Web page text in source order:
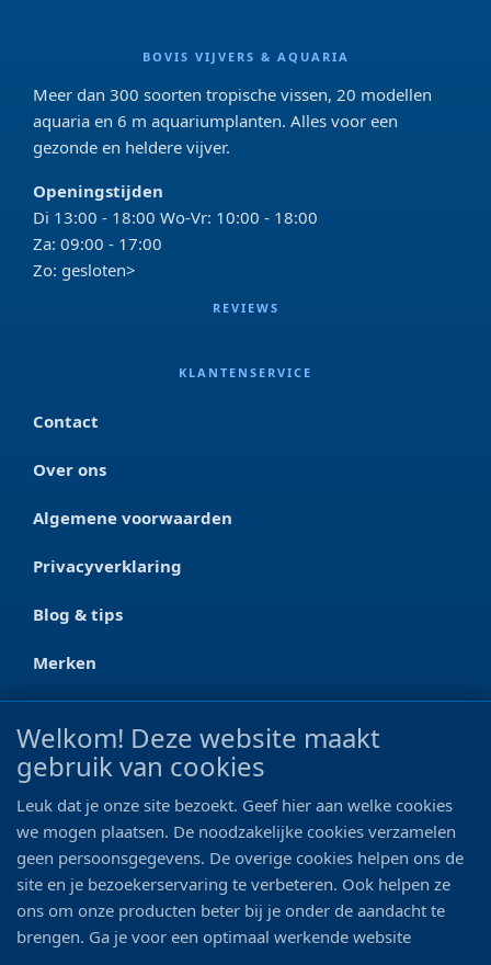
BOVIS VIJVERS & AQUARIA
Meer dan 300 soorten tropische vissen, 20 modellen
aquaria en 6 m aquariumplanten. Alles voor een
gezonde en heldere vijver.
Openingstijden
Di 13:00 - 18:00 Wo-Vr: 10:00 - 18:00
Za: 09:00 - 17:00
Zo: gesloten>
REVIEWS
KLANTENSERVICE
Contact
Over ons
Algemene voorwaarden
Privacyverklaring
Blog & tips
Merken
CONTACT
Ootmarsumseweg 125a
0546 - 622 990
06 - 11 19 81 42
info@bo-vis.nl
Welkom! Deze website maakt
gebruik van cookies
Leuk dat je onze site bezoekt. Geef hier aan welke cookies
we mogen plaatsen. De noodzakelijke cookies verzamelen
geen persoonsgegevens. De overige cookies helpen ons de
site en je bezoekerservaring te verbeteren. Ook helpen ze
ons om onze producten beter bij je onder de aandacht te
brengen. Ga je voor een optimaal werkende website